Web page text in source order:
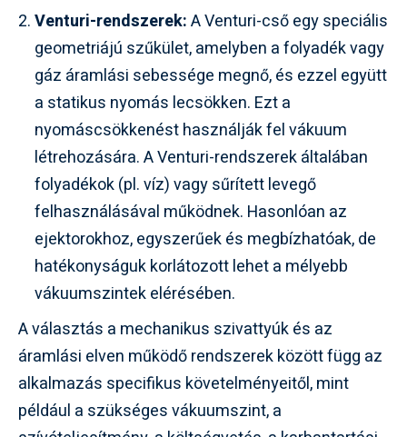
Venturi-rendszerek:A Venturi-cső egy speciális
geometriájú szűkület, amelyben a folyadék vagy
gáz áramlási sebessége megnő, és ezzel együtt
a statikus nyomás lecsökken. Ezt a
nyomáscsökkenést használják fel vákuum
létrehozására. A Venturi-rendszerek általában
folyadékok (pl. víz) vagy sűrített levegő
felhasználásával működnek. Hasonlóan az
ejektorokhoz, egyszerűek és megbízhatóak, de
hatékonyságuk korlátozott lehet a mélyebb
vákuumszintek elérésében.
A választás a mechanikus szivattyúk és az
áramlási elven működő rendszerek között függ az
alkalmazás specifikus követelményeitől, mint
például a szükséges vákuumszint, a